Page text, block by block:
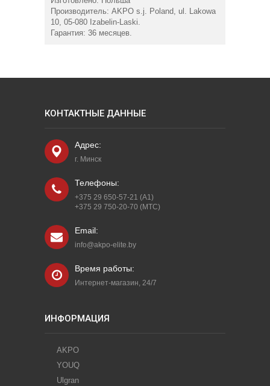
Производитель: AKPO s.j. Poland, ul. Lakowa
10, 05-080 Izabelin-Laski.
Гарантия: 36 месяцев.
КОНТАКТНЫЕ ДАННЫЕ
Адрес:
г. Минск
Телефоны:
+375 29 650-57-21 (A1)
+375 29 750-20-70 (МТС)
Email:
info@akpo-elite.by
Время работы:
Интернет-магазин, 24/7
ИНФОРМАЦИЯ
AKPO
YOUQ
Ulgran